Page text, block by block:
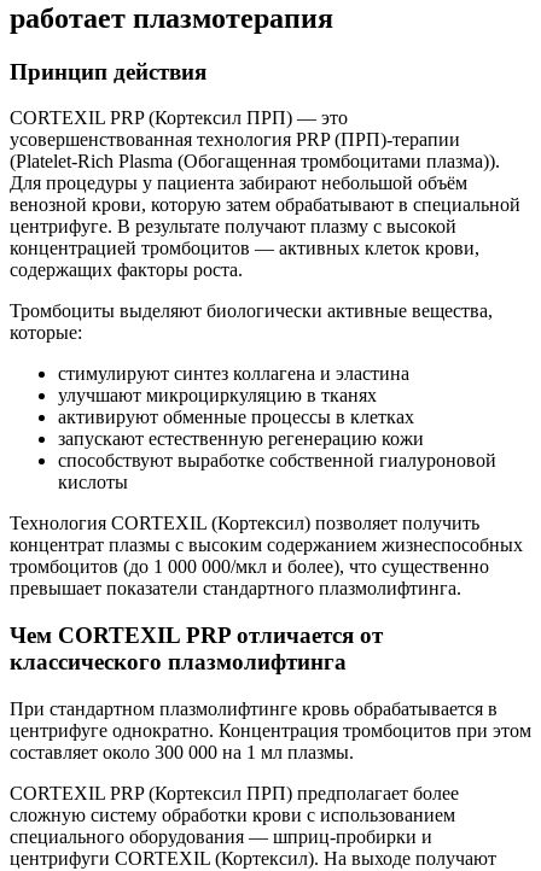
работает плазмотерапия
Принцип действия
CORTEXIL PRP (Кортексил ПРП) — это
усовершенствованная технология PRP (ПРП)-терапии
(Platelet-Rich Plasma (Обогащенная тромбоцитами плазма)).
Для процедуры у пациента забирают небольшой объём
венозной крови, которую затем обрабатывают в специальной
центрифуге. В результате получают плазму с высокой
концентрацией тромбоцитов — активных клеток крови,
содержащих факторы роста.
Тромбоциты выделяют биологически активные вещества,
которые:
стимулируют синтез коллагена и эластина
улучшают микроциркуляцию в тканях
активируют обменные процессы в клетках
запускают естественную регенерацию кожи
способствуют выработке собственной гиалуроновой
кислоты
Технология CORTEXIL (Кортексил) позволяет получить
концентрат плазмы с высоким содержанием жизнеспособных
тромбоцитов (до 1 000 000/мкл и более), что существенно
превышает показатели стандартного плазмолифтинга.
Чем CORTEXIL PRP отличается от
классического плазмолифтинга
При стандартном плазмолифтинге кровь обрабатывается в
центрифуге однократно. Концентрация тромбоцитов при этом
составляет около 300 000 на 1 мл плазмы.
CORTEXIL PRP (Кортексил ПРП) предполагает более
сложную систему обработки крови с использованием
специального оборудования — шприц-пробирки и
центрифуги CORTEXIL (Кортексил). На выходе получают